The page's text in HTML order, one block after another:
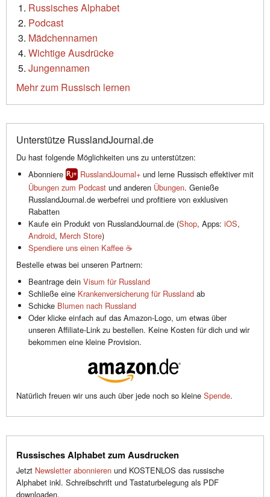
Russisches Alphabet
Podcast
Mädchennamen
Wichtige Ausdrücke
Jungennamen
Mehr zum Russisch lernen
Unterstütze RusslandJournal.de
Du hast folgende Möglichkeiten uns zu unterstützen:
Abonniere
RusslandJournal+ und lerne Russisch effektiver mit
Übungen zum Podcast und anderen Übungen. Genieße
RusslandJournal.de werbefrei und profitiere von exklusiven
Rabatten
Kaufe ein Produkt von RusslandJournal.de (Shop, Apps: iOS,
Android, Merch Store)
Spendiere uns einen Kaffee ☕️
Bestelle etwas bei unseren Partnern:
Beantrage dein Visum für Russland
Schließe eine Krankenversicherung für Russland ab
Schicke Blumen nach Russland
Oder klicke einfach auf das Amazon-Logo, um etwas über
unseren Affiliate-Link zu bestellen. Keine Kosten für dich und wir
bekommen eine kleine Provision.
Natürlich freuen wir uns auch über jede noch so kleine Spende.
Russisches Alphabet zum Ausdrucken
Jetzt Newsletter abonnieren und KOSTENLOS das russische
Alphabet inkl. Schreibschrift und Tastaturbelegung als PDF
downloaden.